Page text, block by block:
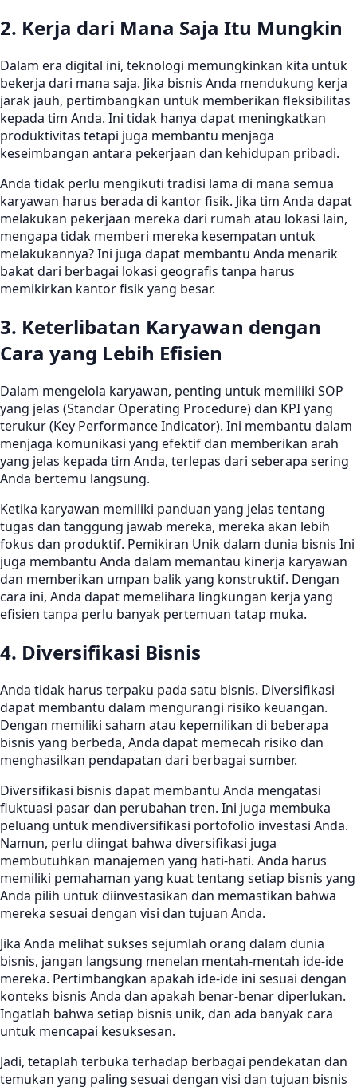
2. Kerja dari Mana Saja Itu Mungkin
Dalam era digital ini, teknologi memungkinkan kita untuk
bekerja dari mana saja. Jika bisnis Anda mendukung kerja
jarak jauh, pertimbangkan untuk memberikan fleksibilitas
kepada tim Anda. Ini tidak hanya dapat meningkatkan
produktivitas tetapi juga membantu menjaga
keseimbangan antara pekerjaan dan kehidupan pribadi.
Anda tidak perlu mengikuti tradisi lama di mana semua
karyawan harus berada di kantor fisik. Jika tim Anda dapat
melakukan pekerjaan mereka dari rumah atau lokasi lain,
mengapa tidak memberi mereka kesempatan untuk
melakukannya? Ini juga dapat membantu Anda menarik
bakat dari berbagai lokasi geografis tanpa harus
memikirkan kantor fisik yang besar.
3. Keterlibatan Karyawan dengan
Cara yang Lebih Efisien
Dalam mengelola karyawan, penting untuk memiliki SOP
yang jelas (Standar Operating Procedure) dan KPI yang
terukur (Key Performance Indicator). Ini membantu dalam
menjaga komunikasi yang efektif dan memberikan arah
yang jelas kepada tim Anda, terlepas dari seberapa sering
Anda bertemu langsung.
Ketika karyawan memiliki panduan yang jelas tentang
tugas dan tanggung jawab mereka, mereka akan lebih
fokus dan produktif. Pemikiran Unik dalam dunia bisnis Ini
juga membantu Anda dalam memantau kinerja karyawan
dan memberikan umpan balik yang konstruktif. Dengan
cara ini, Anda dapat memelihara lingkungan kerja yang
efisien tanpa perlu banyak pertemuan tatap muka.
4. Diversifikasi Bisnis
Anda tidak harus terpaku pada satu bisnis. Diversifikasi
dapat membantu dalam mengurangi risiko keuangan.
Dengan memiliki saham atau kepemilikan di beberapa
bisnis yang berbeda, Anda dapat memecah risiko dan
menghasilkan pendapatan dari berbagai sumber.
Diversifikasi bisnis dapat membantu Anda mengatasi
fluktuasi pasar dan perubahan tren. Ini juga membuka
peluang untuk mendiversifikasi portofolio investasi Anda.
Namun, perlu diingat bahwa diversifikasi juga
membutuhkan manajemen yang hati-hati. Anda harus
memiliki pemahaman yang kuat tentang setiap bisnis yang
Anda pilih untuk diinvestasikan dan memastikan bahwa
mereka sesuai dengan visi dan tujuan Anda.
Jika Anda melihat sukses sejumlah orang dalam dunia
bisnis, jangan langsung menelan mentah-mentah ide-ide
mereka. Pertimbangkan apakah ide-ide ini sesuai dengan
konteks bisnis Anda dan apakah benar-benar diperlukan.
Ingatlah bahwa setiap bisnis unik, dan ada banyak cara
untuk mencapai kesuksesan.
Jadi, tetaplah terbuka terhadap berbagai pendekatan dan
temukan yang paling sesuai dengan visi dan tujuan bisnis